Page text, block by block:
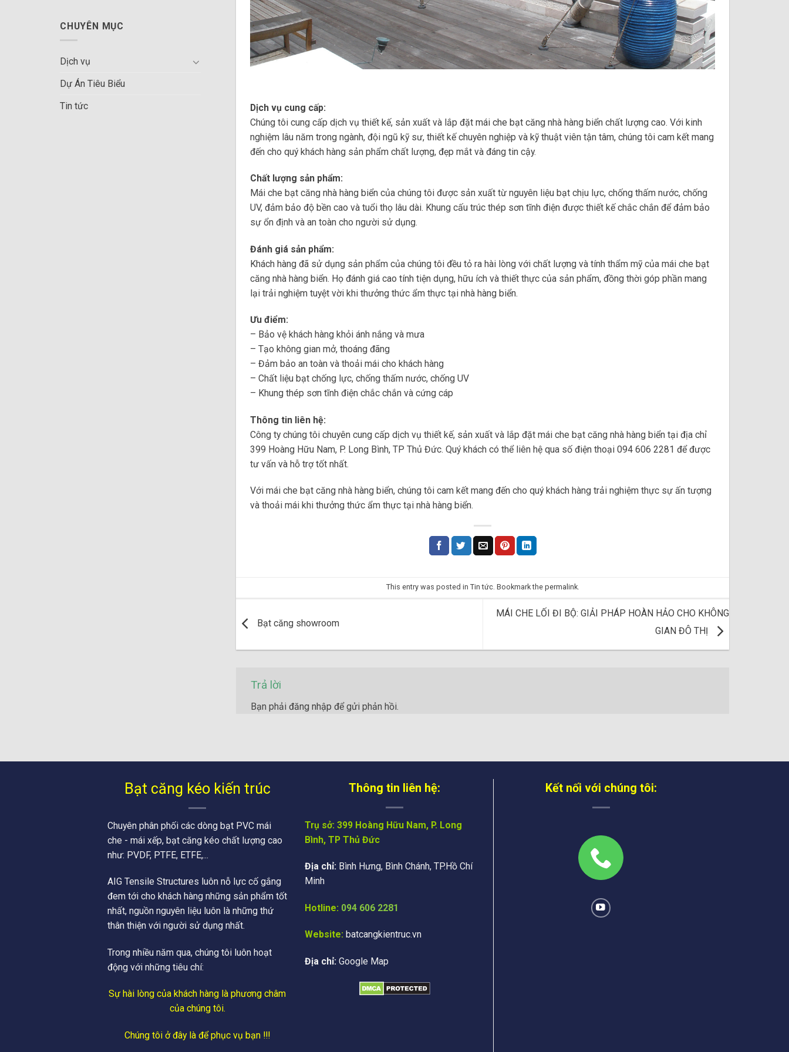
CHUYÊN MỤC
Dịch vụ
Dự Án Tiêu Biểu
Tin tức
Dịch vụ cung cấp:
Chúng tôi cung cấp dịch vụ thiết kế, sản xuất và lắp đặt mái che bạt căngnhà hàng biển chất lượng cao. Với kinh
nghiệm lâu năm trong ngành, đội ngũ kỹ sư, thiết kế chuyên nghiệp và kỹ thuật viên tận tâm, chúng tôi cam kết mang
đến cho quý khách hàng sản phẩm chất lượng, đẹp mắt và đáng tin cậy.
Chất lượng sản phẩm:
Mái che bạt căng nhà hàng biển của chúng tôi được sản xuất từ nguyên liệu bạt chịu lực, chống thấm nước, chống
UV, đảm bảo độ bền cao và tuổi thọ lâu dài. Khung cấu trúc thép sơn tĩnh điện được thiết kế chắc chắn để đảm bảo
sự ổn định và an toàn cho người sử dụng.
Đánh giá sản phẩm:
Khách hàng đã sử dụng sản phẩm của chúng tôi đều tỏ ra hài lòng với chất lượng và tính thẩm mỹ của mái che bạt
căng nhà hàng biển. Họ đánh giá cao tính tiện dụng, hữu ích và thiết thực của sản phẩm, đồng thời góp phần mang
lại trải nghiệm tuyệt vời khi thưởng thức ẩm thực tại nhà hàng biển.
Ưu điểm:
– Bảo vệ khách hàng khỏi ánh nắng và mưa
– Tạo không gian mở, thoáng đãng
– Đảm bảo an toàn và thoải mái cho khách hàng
– Chất liệu bạt chống lực, chống thấm nước, chống UV
– Khung thép sơn tĩnh điện chắc chắn và cứng cáp
Thông tin liên hệ:
Công ty chúng tôi chuyên cung cấp dịch vụ thiết kế, sản xuất và lắp đặt mái che bạt căng nhà hàng biển tại địa chỉ
399 Hoàng Hữu Nam, P. Long Bình, TP Thủ Đức. Quý khách có thể liên hệ qua số điện thoại 094 606 2281 để được
tư vấn và hỗ trợ tốt nhất.
Với mái che bạt căng nhà hàng biển, chúng tôi cam kết mang đến cho quý khách hàng trải nghiệm thực sự ấn tượng
và thoải mái khi thưởng thức ẩm thực tại nhà hàng biển.
This entry was posted in Tin tức. Bookmark the permalink.
Bạt căng showroom
MÁI CHE LỐI ĐI BỘ: GIẢI PHÁP HOÀN HẢO CHO KHÔNG
GIAN ĐÔ THỊ
Trả lời
Bạn phải đăng nhập để gửi phản hồi.
Bạt căng kéo kiến trúc
Chuyên phân phối các dòng bạt PVC mái
che - mái xếp, bạt căng kéo chất lượng cao
như: PVDF, PTFE, ETFE,...
AIG Tensile Structures luôn nỗ lực cố gắng
đem tới cho khách hàng những sản phẩm tốt
nhất, nguồn nguyên liệu luôn là những thứ
thân thiện với người sử dụng nhất.
Trong nhiều năm qua, chúng tôi luôn hoạt
động với những tiêu chí:
Sự hài lòng của khách hàng là phương châm
của chúng tôi.
Chúng tôi ở đây là để phục vụ bạn !!!
Thông tin liên hệ:
Trụ sở: 399 Hoàng Hữu Nam, P. Long
Bình, TP Thủ Đức
Địa chỉ: Bình Hưng, Bình Chánh, TP.Hồ Chí
Minh
Hotline: 094 606 2281
Website: batcangkientruc.vn
Địa chỉ: Google Map
Kết nối với chúng tôi: